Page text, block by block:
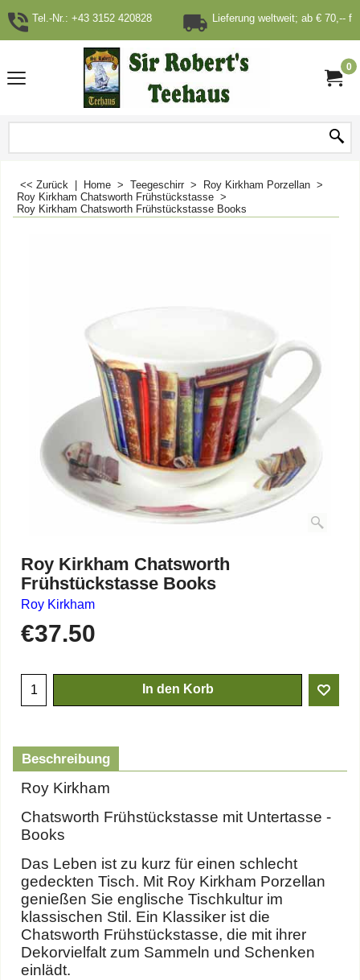
Tel.-Nr.: +43 3152 420828 Lieferung weltweit; ab € 70,--
0
<< Zurück Home > Teegeschirr > Roy Kirkham Porzellan >
Roy Kirkham Chatsworth Frühstückstasse >
Roy Kirkham Chatsworth Frühstückstasse Books
Roy Kirkham Chatsworth
Frühstückstasse Books
Roy Kirkham
€37.50
In den Korb
Beschreibung
Roy Kirkham
Chatsworth Frühstückstasse mit Untertasse -
Books
Das Leben ist zu kurz für einen schlecht
gedeckten Tisch. Mit Roy Kirkham Porzellan
genießen Sie englische Tischkultur im
klassischen Stil. Ein Klassiker ist die
Chatsworth Frühstückstasse, die mit ihrer
Dekorvielfalt zum Sammeln und Schenken
einlädt.